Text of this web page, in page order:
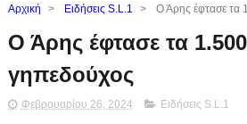
Αρχική > Ειδήσεις S.L.1 > Ο Άρης έφτασε τα
Ο Άρης έφτασε τα
γηπεδούχος
Φεβρουαρίου 26, 2024 Ειδήσεις S.L.1